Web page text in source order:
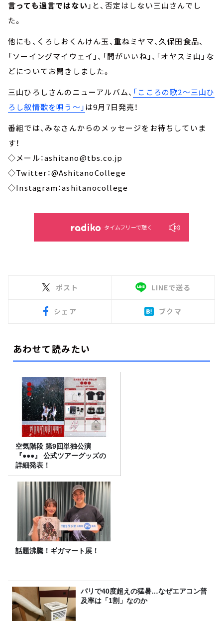
言っても過言ではない 」と、否定はしない三山さんでし
た。
他にも、くろしおくんけん玉、重ねミヤマ、久保田食品、
「ソーイングマイウェイ」、「間がいいね」、「オヤスミ山」な
どについてお聞きしました。
三山ひろしさんのニューアルバム、 「こころの歌2～三山ひ
ろし叙情歌を唄う～」 は9月7日発売！
番組では、みなさんからのメッセージをお待ちしていま
す！
◇メール：ashitano@tbs.co.jp
◇Twitter：@AshitanoCollege
◇Instagram：ashitanocollege
タイムフリーで聴く
ポスト LINEで送る
シェア ブクマ
あわせて読みたい
空気階段 第9回単独公演
『●●●』 公式ツアーグッズの
詳細発表！
話題沸騰！ギガマート展！
パリで40度超えの猛暑…なぜエアコン普
及率は「1割」なのか